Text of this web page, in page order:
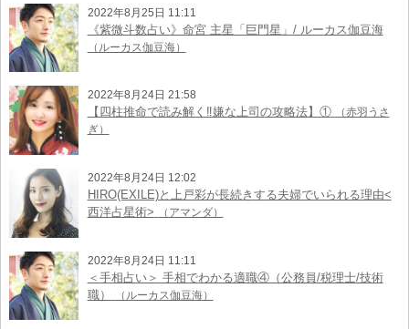
2022年8月25日 11:11
《紫微斗数占い》命宮 主星「巨門星」/ ルーカス伽豆海
（ルーカス伽豆海）
2022年8月24日 21:58
【四柱推命で読み解く‼︎嫌な上司の攻略法】①
（赤羽うさ
ぎ）
2022年8月24日 12:02
HIRO(EXILE)と上戸彩が長続きする夫婦でいられる理由<
西洋占星術>
（アマンダ）
2022年8月24日 11:11
＜手相占い＞ 手相でわかる適職④（公務員/税理士/技術
職）
（ルーカス伽豆海）